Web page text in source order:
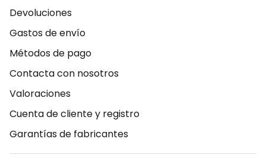
Devoluciones
Gastos de envío
Métodos de pago
Contacta con nosotros
Valoraciones
Cuenta de cliente y registro
Garantías de fabricantes